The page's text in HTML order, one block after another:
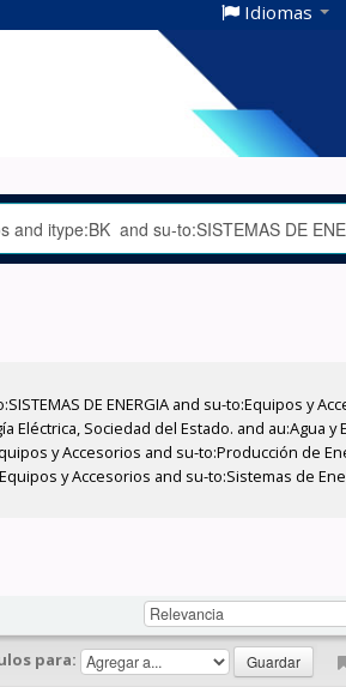
Idiomas
DE ENERGIA and su-to:Equipos y
Sociedad del Estado. and au:Agua y
y Accesorios and su-to:Producción de
y Accesorios and su-to:Sistemas de
para: